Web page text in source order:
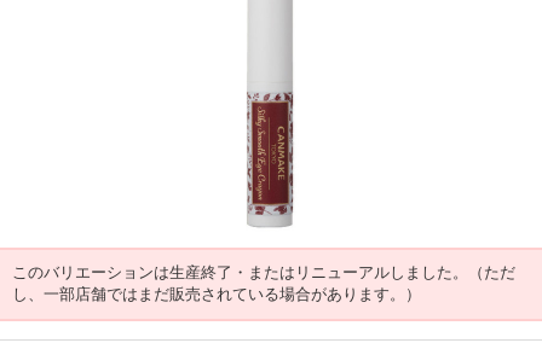
このバリエーションは生産終了・またはリニューアルしました。（ただ
し、一部店舗ではまだ販売されている場合があります。）